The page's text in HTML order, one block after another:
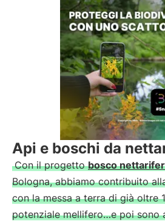
Api e boschi da
Con il progettobosco
Bologna, abbiamo contribuito
con la messa a terra di già oltre
potenziale mellifero…e poi sono